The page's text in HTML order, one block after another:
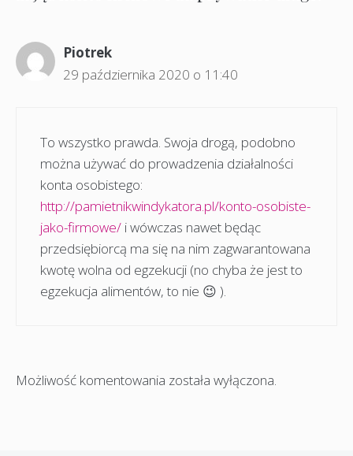
Piotrek
29 października 2020 o 11:40
To wszystko prawda. Swoja drogą, podobno
można używać do prowadzenia działalności
konta osobistego:
http://pamietnikwindykatora.pl/konto-osobiste-
jako-firmowe/ i wówczas nawet będąc
przedsiębiorcą ma się na nim zagwarantowana
kwotę wolna od egzekucji (no chyba że jest to
egzekucja alimentów, to nie 😉 ).
Możliwość komentowania została wyłączona.